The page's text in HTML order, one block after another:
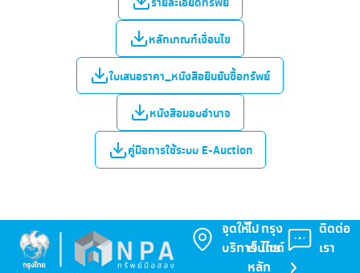
หลักเกณฑ์เงื่อนไข
ใบเสนอราคา_หนังสือยืนยันซื้อทรัพย์
หนังสือมอบอำนาจ
คู่มือการใช้ระบบ E-Auction
ไป
เว็บไซต์
หลัก
จุดให้
บริการ
กรุง
ไทย
ติดต่อ
เรา